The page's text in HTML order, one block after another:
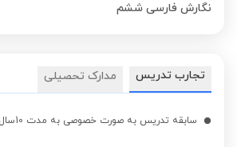
نگارش فارسی ششم
نگارش فارسی چهارم
ابتدایی
تجارب تدریس مدارک تحصیلی
سابقه تدریس به صورت خصوصی به مدت 10سال